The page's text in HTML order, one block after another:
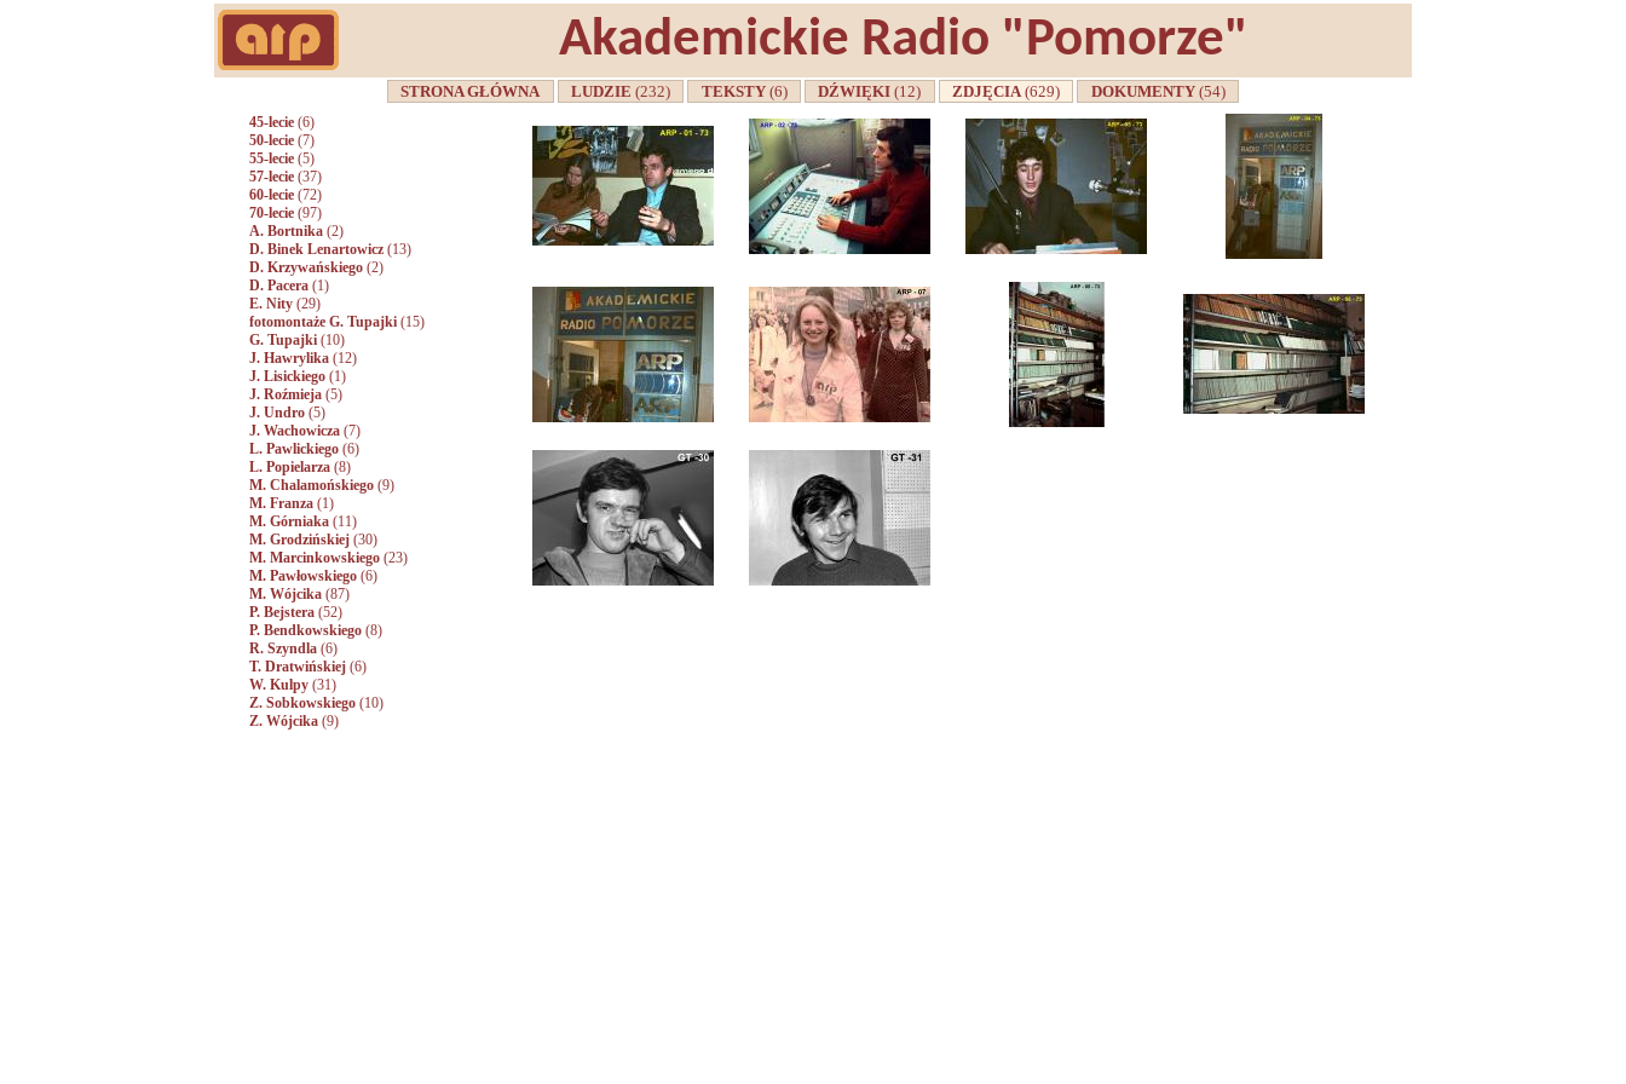
Akademickie Radio "Pomorze"
STRONA GŁÓWNA LUDZIE(232) TEKSTY (6) DŹWIĘKI(12) ZDJĘCIA(629) DOKUMENTY (54)
45-lecie (6)
50-lecie (7)
55-lecie (5)
57-lecie (37)
60-lecie (72)
70-lecie (97)
A. Bortnika (2)
D. Binek Lenartowicz (13)
D. Krzywańskiego (2)
D. Pacera (1)
E. Nity (29)
fotomontaże G. Tupajki (15)
G. Tupajki (10)
J. Hawrylika (12)
J. Lisickiego (1)
J. Roźmieja (5)
J. Undro (5)
J. Wachowicza (7)
L. Pawlickiego (6)
L. Popielarza (8)
M. Chalamońskiego (9)
M. Franza (1)
M. Górniaka (11)
M. Grodzińskiej (30)
M. Marcinkowskiego (23)
M. Pawłowskiego (6)
M. Wójcika (87)
P. Bejstera (52)
P. Bendkowskiego (8)
R. Szyndla (6)
T. Dratwińskiej (6)
W. Kulpy (31)
Z. Sobkowskiego (10)
Z. Wójcika (9)